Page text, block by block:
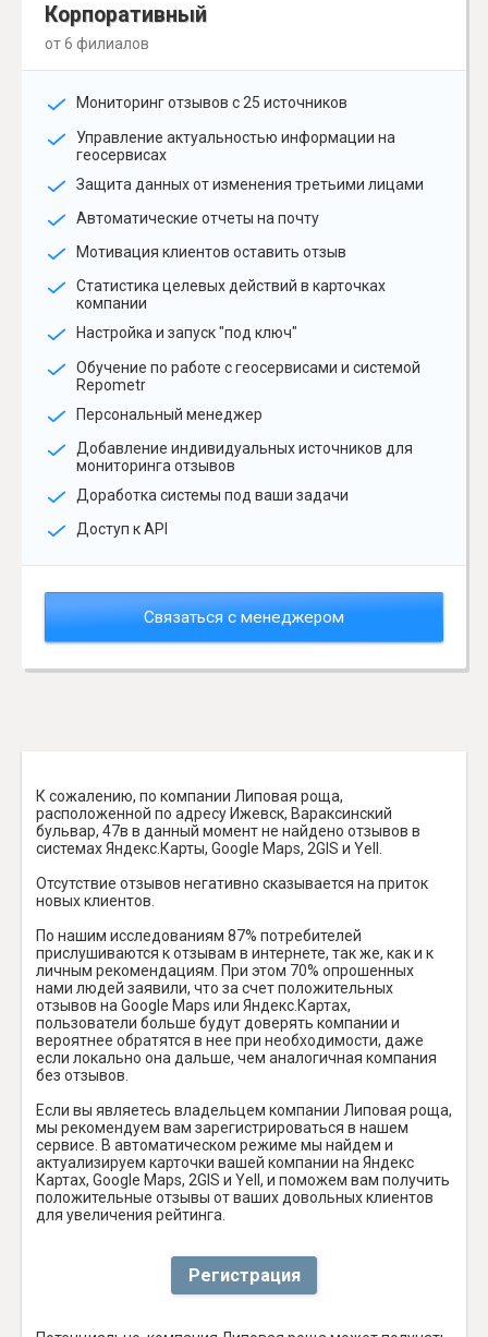
Корпоративный
от 6 филиалов
Мониторинг отзывов с 25 источников
Управление актуальностью информации на
геосервисах
Защита данных от изменения третьими лицами
Автоматические отчеты на почту
Мотивация клиентов оставить отзыв
Статистика целевых действий в карточках
компании
Настройка и запуск "под ключ"
Обучение по работе с геосервисами и системой
Repometr
Персональный менеджер
Добавление индивидуальных источников для
мониторинга отзывов
Доработка системы под ваши задачи
Доступ к API
Связаться с менеджером
К сожалению, по компании Липовая роща,
расположенной по адресу Ижевск, Вараксинский
бульвар, 47в в данный момент не найдено отзывов в
системах Яндекс.Карты, Google Maps, 2GIS и Yell.
Отсутствие отзывов негативно сказывается на приток
новых клиентов.
По нашим исследованиям 87% потребителей
прислушиваются к отзывам в интернете, так же, как и к
личным рекомендациям. При этом 70% опрошенных
нами людей заявили, что за счет положительных
отзывов на Google Maps или Яндекс.Картах,
пользователи больше будут доверять компании и
вероятнее обратятся в нее при необходимости, даже
если локально она дальше, чем аналогичная компания
без отзывов.
Если вы являетесь владельцем компании Липовая роща,
мы рекомендуем вам зарегистрироваться в нашем
сервисе. В автоматическом режиме мы найдем и
актуализируем карточки вашей компании на Яндекс
Картах, Google Maps, 2GIS и Yell, и поможем вам получить
положительные отзывы от ваших довольных клиентов
для увеличения рейтинга.
Регистрация